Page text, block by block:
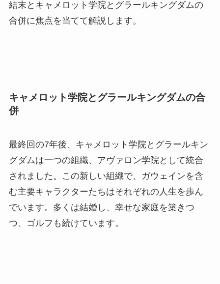
結末とキャメロット学院とグラールキングダムの
合併に焦点を当てて解説します。
キャメロット学院とグラールキングダムの合
併
最終回の7年後、キャメロット学院とグラールキン
グダムは一つの組織、アヴァロン学院として統合
されました。この新しい組織で、ガウェインを含
む主要キャラクターたちはそれぞれの人生を歩ん
でいます。多くは結婚し、幸せな家庭を築きつ
つ、ゴルフも続けています。